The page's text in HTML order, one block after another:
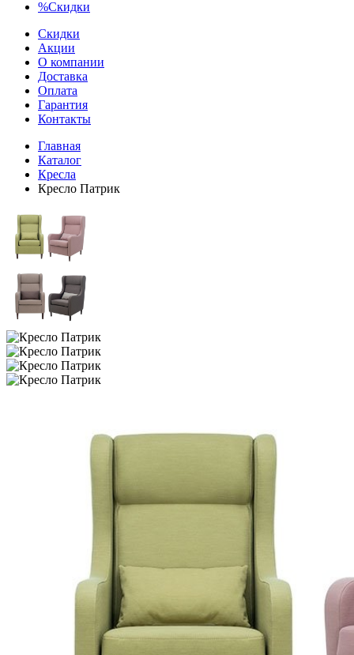
%Скидки
Скидки
Акции
О компании
Доставка
Оплата
Гарантия
Контакты
Главная
Каталог
Кресла
Кресло Патрик